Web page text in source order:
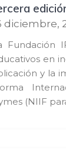
diciembre,
Fundación
en
y la
(NIIF